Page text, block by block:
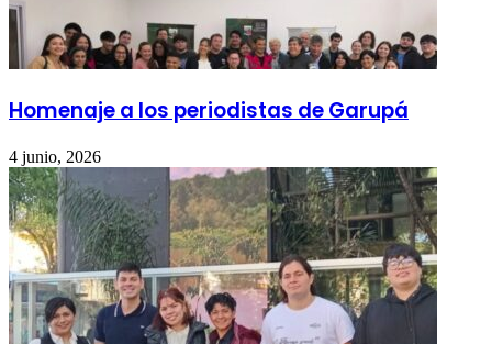
Homenaje a los periodistas de Garupá
4 junio, 2026